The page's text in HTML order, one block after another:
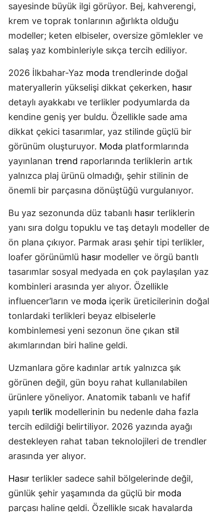
sayesinde büyük ilgi görüyor. Bej, kahverengi,
krem ve toprak tonlarının ağırlıkta olduğu
modeller; keten elbiseler, oversize gömlekler ve
salaş yaz kombinleriyle sıkça tercih ediliyor.
2026 İlkbahar-Yaz moda trendlerinde doğal
materyallerin yükselişi dikkat çekerken, hasır
detaylı ayakkabı ve terlikler podyumlarda da
kendine geniş yer buldu. Özellikle sade ama
dikkat çekici tasarımlar, yaz stilinde güçlü bir
görünüm oluşturuyor. Moda platformlarında
yayınlanan trend raporlarında terliklerin artık
yalnızca plaj ürünü olmadığı, şehir stilinin de
önemli bir parçasına dönüştüğü vurgulanıyor.
Bu yaz sezonunda düz tabanlı hasır terliklerin
yanı sıra dolgu topuklu ve taş detaylı modeller de
ön plana çıkıyor. Parmak arası şehir tipi terlikler,
loafer görünümlü hasır modeller ve örgü bantlı
tasarımlar sosyal medyada en çok paylaşılan yaz
kombinleri arasında yer alıyor. Özellikle
influencer’ların ve moda içerik üreticilerinin doğal
tonlardaki terlikleri beyaz elbiselerle
kombinlemesi yeni sezonun öne çıkan stil
akımlarından biri haline geldi.
Uzmanlara göre kadınlar artık yalnızca şık
görünen değil, gün boyu rahat kullanılabilen
ürünlere yöneliyor. Anatomik tabanlı ve hafif
yapılı terlik modellerinin bu nedenle daha fazla
tercih edildiği belirtiliyor. 2026 yazında ayağı
destekleyen rahat taban teknolojileri de trendler
arasında yer alıyor.
Hasır terlikler sadece sahil bölgelerinde değil,
günlük şehir yaşamında da güçlü bir moda
parçası haline geldi. Özellikle sıcak havalarda